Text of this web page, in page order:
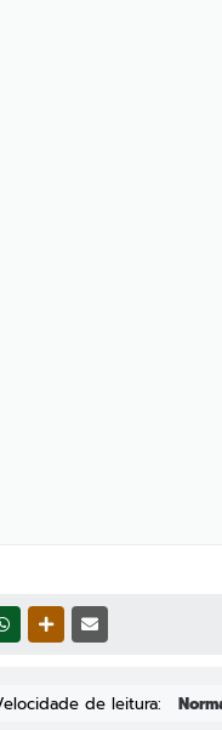
WHATSAPPOUTRAS MÍDIAS
de leitura: